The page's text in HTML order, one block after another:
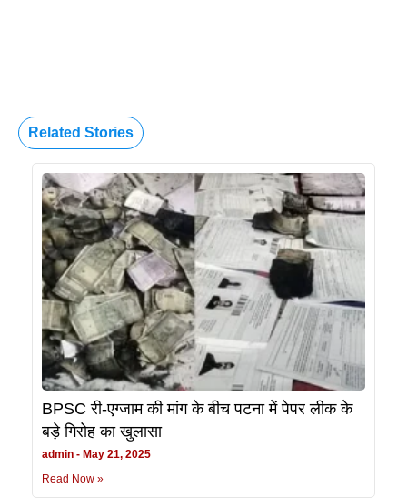
Related Stories
BPSC री-एग्जाम की मांग के बीच पटना में पेपर लीक के
बड़े गिरोह का खुलासा
admin
May 21, 2025
Read Now »